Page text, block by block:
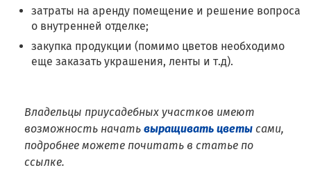
затраты на аренду помещение и решение вопроса
о внутренней отделке;
закупка продукции (помимо цветов необходимо
еще заказать украшения, ленты и т.д).
Владельцы приусадебных участков имеют
возможность начать выращивать цветы сами,
подробнее можете почитать в статье по
ссылке.